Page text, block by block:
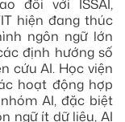
đổi với ISSAI,
hiện đang thúc
ngôn ngữ lớn
định hướng số
cứu AI. Học viện
hoạt động hợp
AI, đặc biệt
ngữ ít dữ liệu, AI